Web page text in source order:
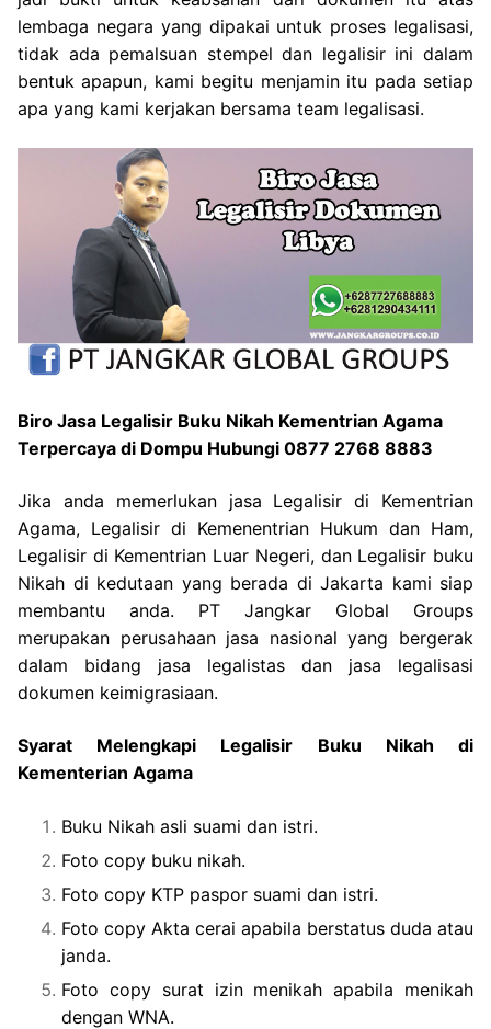
lembaga negara yang dipakai untuk proses legalisasi,
tidak ada pemalsuan stempel dan legalisir ini dalam
bentuk apapun, kami begitu menjamin itu pada setiap
apa yang kami kerjakan bersama team legalisasi.
Biro Jasa Legalisir Buku Nikah Kementrian Agama
Terpercaya di Dompu Hubungi 0877 2768 8883
Jika anda memerlukan jasa Legalisir di Kementrian
Agama, Legalisir di Kemenentrian Hukum dan Ham,
Legalisir di Kementrian Luar Negeri, dan Legalisir buku
Nikah di kedutaan yang berada di Jakarta kami siap
membantu anda. PT Jangkar Global Groups
merupakan perusahaan jasa nasional yang bergerak
dalam bidang jasa legalistas dan jasa legalisasi
dokumen keimigrasiaan.
Syarat Melengkapi Legalisir Buku Nikah di
Kementerian Agama
Buku Nikah asli suami dan istri.
Foto copy buku nikah.
Foto copy KTP paspor suami dan istri.
Foto copy Akta cerai apabila berstatus duda atau
janda.
Foto copy surat izin menikah apabila menikah
dengan WNA.